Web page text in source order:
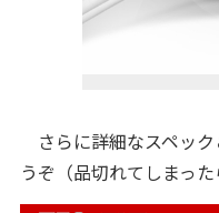
さらに詳細なスペッ
うぞ（品切れてしまった